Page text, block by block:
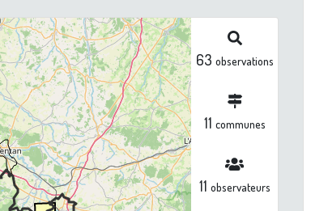
63 observations
11 communes
11 observateurs